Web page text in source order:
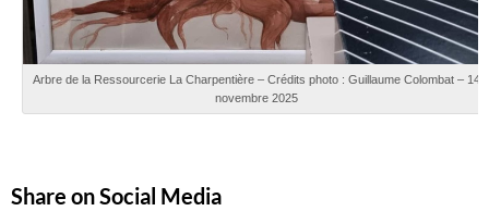
Arbre de la Ressourcerie La Charpentière – Crédits photo : Guillaume Colombat – 14
novembre 2025
Share on Social Media